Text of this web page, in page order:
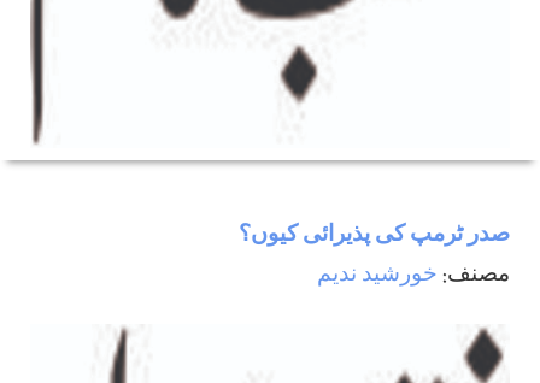
صدر ٹرمپ کی پذیرائی کیوں؟
مصنف: خورشید ندیم